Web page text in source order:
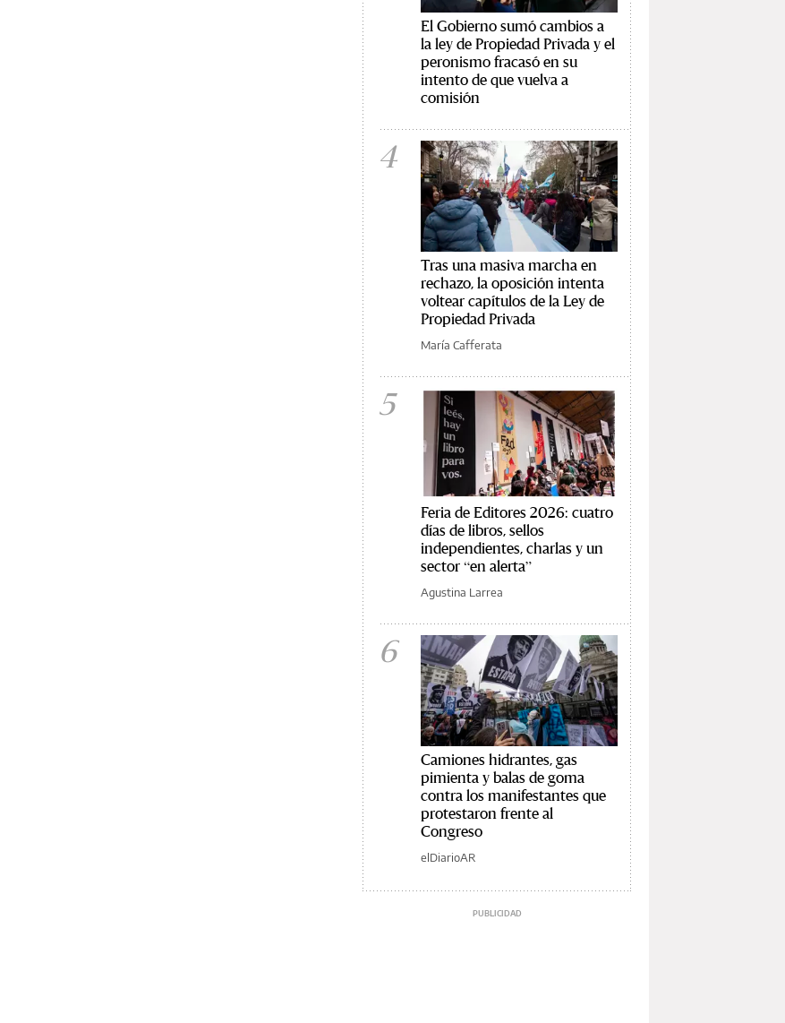
El Gobierno sumó cambios a
la ley de Propiedad Privada y el
peronismo fracasó en su
intento de que vuelva a
comisión
4
Tras una masiva marcha en
rechazo, la oposición intenta
voltear capítulos de la Ley de
Propiedad Privada
María Cafferata
5
Feria de Editores 2026: cuatro
días de libros, sellos
independientes, charlas y un
sector “en alerta”
Agustina Larrea
6
Camiones hidrantes, gas
pimienta y balas de goma
contra los manifestantes que
protestaron frente al
Congreso
elDiarioAR